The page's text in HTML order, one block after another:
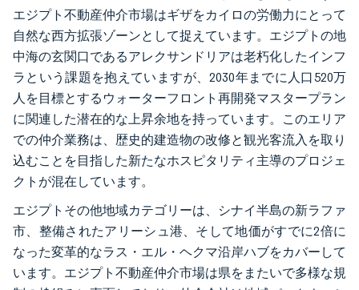
エジプト不動産仲介市場はギザをカイロの労働力にとって
自然な西方拡張ゾーンとして捉えています。エジプトの地
中海の玄関口であるアレクサンドリアは老朽化したインフ
ラという課題を抱えていますが、2030年までに人口520万
人を目標とするウォーターフロント再開発マスタープラン
に関連した潜在的な上昇余地を持っています。このエリア
での仲介業務は、歴史的建造物の改修と観光客流入を取り
込むことを目指した新たなホスピタリティ主導のプロジェ
クトが混在しています。
エジプトその他地域カテゴリーは、シナイ半島の新ラファ
市、整備されたアリーシュ港、そして地価がすでに2倍に
なった変革的なラス・エル・ヘクマ沿岸ハブをカバーして
います。エジプト不動産仲介市場は県をまたいで多様な規